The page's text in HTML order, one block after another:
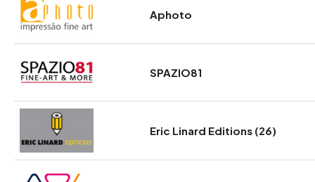
Aphoto
SPAZIO81
Eric Linard Editions (26)